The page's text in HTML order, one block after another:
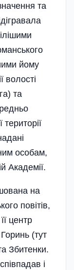
та
йому
волості
та
особам,
Академії.
на
повітів,
центр
(тут
Збитенки.
і